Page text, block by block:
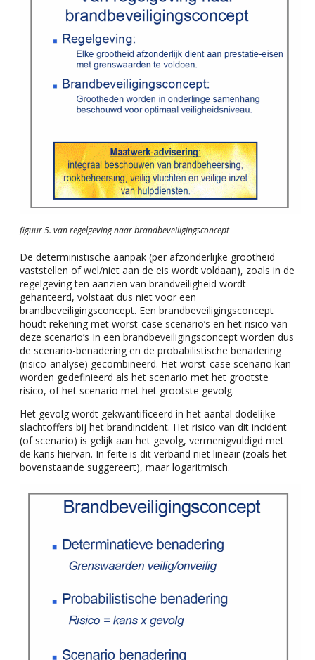
figuur 5. van regelgeving naar brandbeveiligingsconcept
De deterministische aanpak (per afzonderlijke grootheid
vaststellen of wel/niet aan de eis wordt voldaan), zoals in de
regelgeving ten aanzien van brandveiligheid wordt
gehanteerd, volstaat dus niet voor een
brandbeveiligingsconcept. Een brandbeveiligingsconcept
houdt rekening met worst-case scenario’s en het risico van
deze scenario’s In een brandbeveiligingsconcept worden dus
de scenario-benadering en de probabilistische benadering
(risico-analyse) gecombineerd. Het worst-case scenario kan
worden gedefinieerd als het scenario met het grootste
risico, of het scenario met het grootste gevolg.
Het gevolg wordt gekwantificeerd in het aantal dodelijke
slachtoffers bij het brandincident. Het risico van dit incident
(of scenario) is gelijk aan het gevolg, vermenigvuldigd met
de kans hiervan. In feite is dit verband niet lineair (zoals het
bovenstaande suggereert), maar logaritmisch.